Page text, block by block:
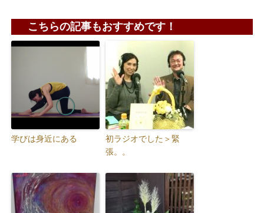
こちらの記事もおすすめです！
学びは身近にある
初ラジオでした＞緊
張。。